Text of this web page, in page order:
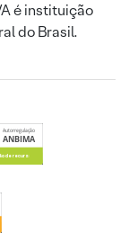
é instituição
do Brasil.